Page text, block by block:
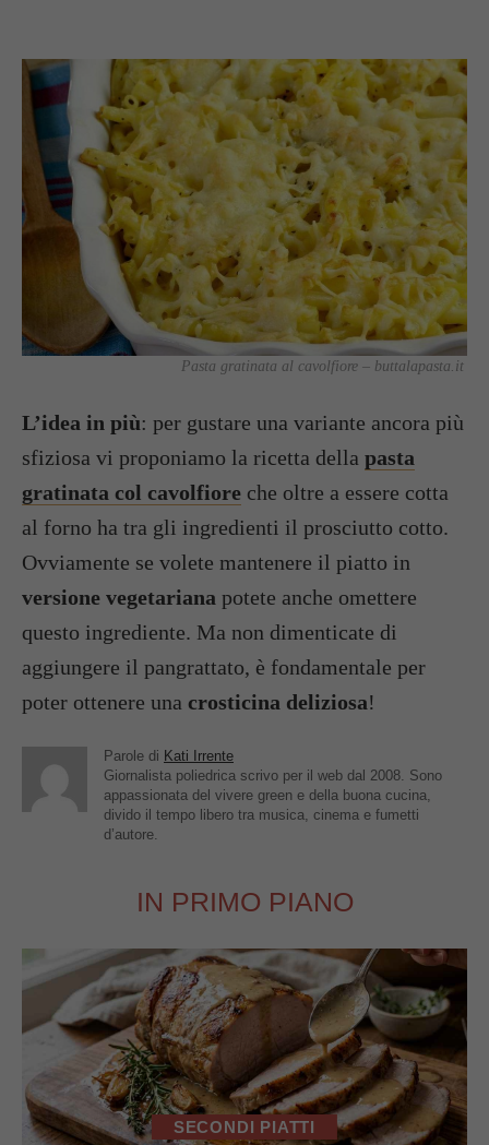
Pasta gratinata al cavolfiore – buttalapasta.it
L’idea in più: per gustare una variante ancora più
sfiziosa vi proponiamo la ricetta della pasta
gratinata col cavolfiore che oltre a essere cotta
al forno ha tra gli ingredienti il prosciutto cotto.
Ovviamente se volete mantenere il piatto in
versione vegetariana potete anche omettere
questo ingrediente. Ma non dimenticate di
aggiungere il pangrattato, è fondamentale per
poter ottenere una crosticina deliziosa!
Parole di Kati Irrente
Giornalista poliedrica scrivo per il web dal 2008. Sono
appassionata del vivere green e della buona cucina,
divido il tempo libero tra musica, cinema e fumetti
d’autore.
IN PRIMO PIANO
SECONDI PIATTI